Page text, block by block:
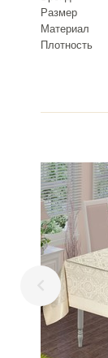
Размер
Материал
Плотность